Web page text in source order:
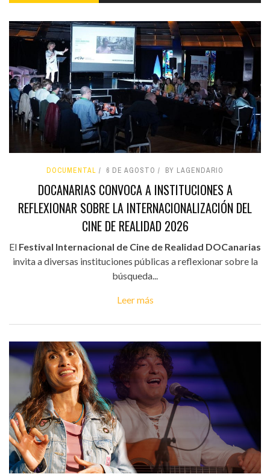
DOCUMENTAL 6 DE AGOSTO BY LAGENDARIO
DOCANARIAS CONVOCA A INSTITUCIONES A
REFLEXIONAR SOBRE LA INTERNACIONALIZACIÓN DEL
CINE DE REALIDAD 2026
El Festival Internacional de Cine de Realidad DOCanarias
invita a diversas instituciones públicas a reflexionar sobre la
búsqueda...
Leer más